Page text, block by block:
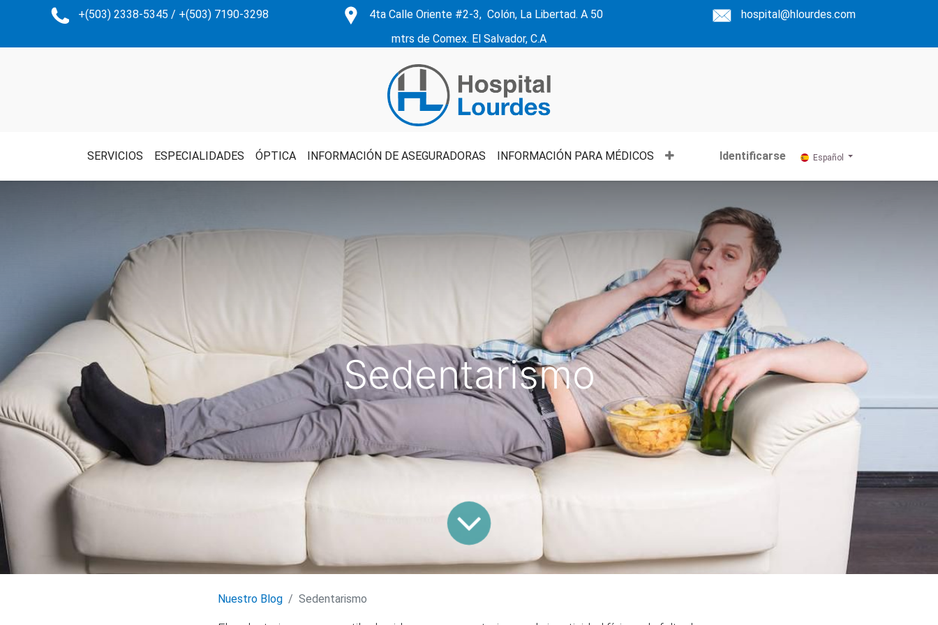
+(503) 2338-5345 / +(503) 7190-3298
4ta Calle Oriente #2-3, Colón, La Libertad. A 50
mtrs de Comex. El Salvador, C.A
hospital@hlourdes.com
SERVICIOS ESPECIALIDADES ÓPTICA INFORMACIÓN DE ASEGURADORAS INFORMACIÓN PARA MÉDICOS Identificarse Español
Sedentarismo
Nuestro Blog Sedentarismo